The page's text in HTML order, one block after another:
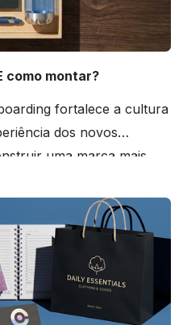
como montar?
fortalece a cultura
dos novos
uma marca mais